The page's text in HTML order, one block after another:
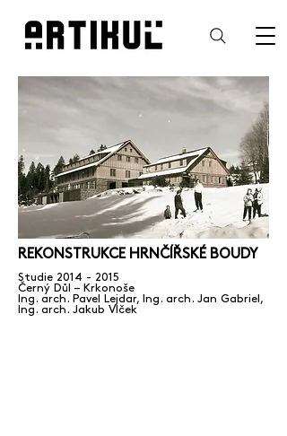
REKONSTRUKCE HRNČÍŘSKÉ BOUDY
Studie 2014 - 2015
Černý Důl – Krkonoše
Ing. arch. Pavel Lejdar, Ing. arch. Jan Gabriel,
Ing. arch. Jakub Vlček